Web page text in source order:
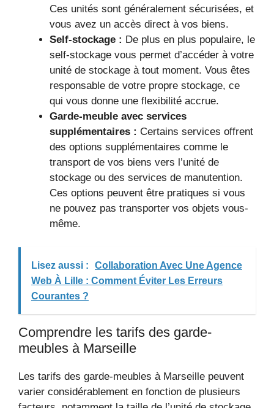
Ces unités sont généralement sécurisées, et
vous avez un accès direct à vos biens.
Self-stockage : De plus en plus populaire, le
self-stockage vous permet d’accéder à votre
unité de stockage à tout moment. Vous êtes
responsable de votre propre stockage, ce
qui vous donne une flexibilité accrue.
Garde-meuble avec services
supplémentaires : Certains services offrent
des options supplémentaires comme le
transport de vos biens vers l’unité de
stockage ou des services de manutention.
Ces options peuvent être pratiques si vous
ne pouvez pas transporter vos objets vous-
même.
Lisez aussi :
Collaboration Avec Une Agence
Web À Lille : Comment Éviter Les Erreurs
Courantes ?
Comprendre les tarifs des garde-
meubles à Marseille
Les tarifs des garde-meubles à Marseille peuvent
varier considérablement en fonction de plusieurs